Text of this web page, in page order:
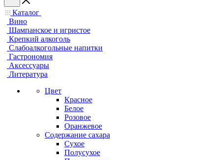
Каталог
Вино
Шампанское и игристое
Крепкий алкоголь
Слабоалкогольные напитки
Гастрономия
Аксессуары
Литература
Цвет
Красное
Белое
Розовое
Оранжевое
Содержание сахара
Сухое
Полусухое